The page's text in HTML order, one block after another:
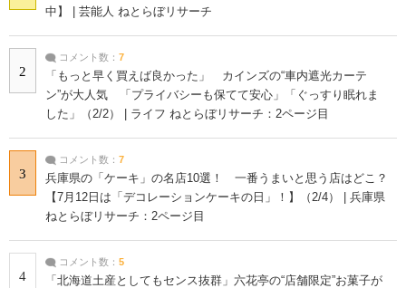
中】 | 芸能人 ねとらぼリサーチ
2
コメント数： 7
「もっと早く買えば良かった」 カインズの“車内遮光カーテ
ン”が大人気 「プライバシーも保てて安心」「ぐっすり眠れま
した」（2/2） | ライフ ねとらぼリサーチ：2ページ目
3
コメント数： 7
兵庫県の「ケーキ」の名店10選！ 一番うまいと思う店はどこ？
【7月12日は「デコレーションケーキの日」！】（2/4） | 兵庫県
ねとらぼリサーチ：2ページ目
4
コメント数： 5
「北海道土産としてもセンス抜群」六花亭の“店舗限定”お菓子が